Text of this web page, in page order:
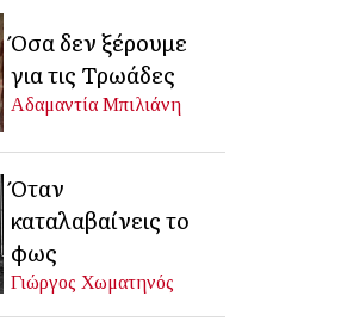
Όσα δεν ξέρουμε
για τις Τρωάδες
Αδαμαντία Μπιλιάνη
Όταν
καταλαβαίνεις το
φως
Γιώργος Χωματηνός